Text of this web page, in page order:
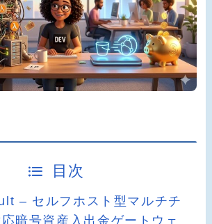
目次
– セルフホスト型マルチチ
暗号資産入出金ゲートウェ